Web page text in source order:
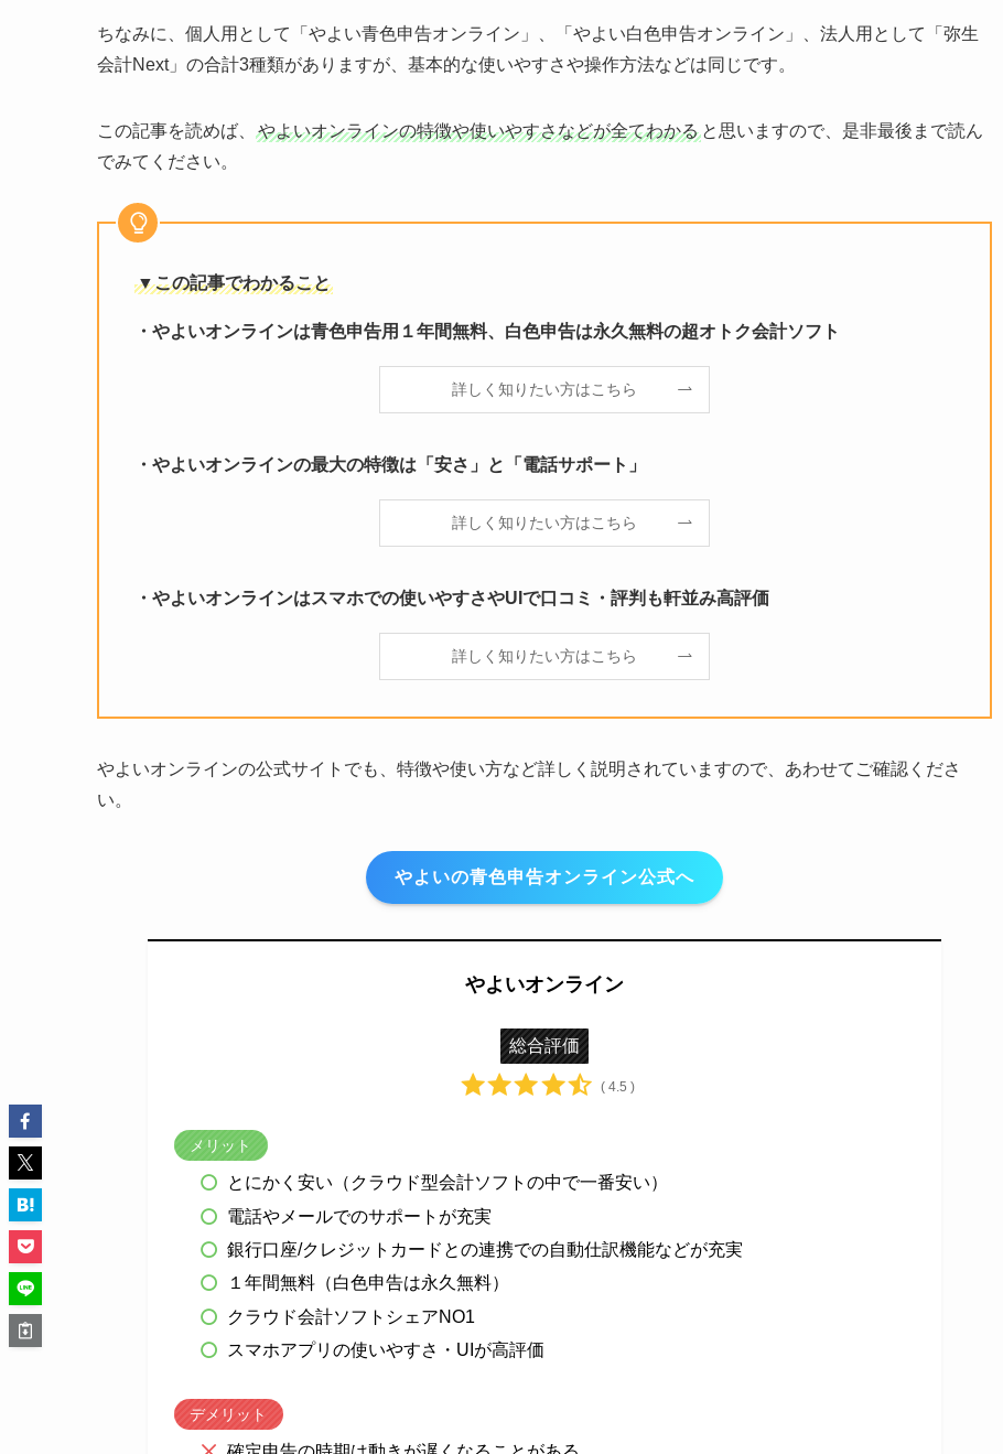
ちなみに、 個人用として「やよい青色申告オンライン」、「やよい白色申告オンライン」、法人用として「弥生
会計Next」の合計3種類がありますが、基本的な使いやすさや操作方法などは同じです。
この記事を読めば、 やよいオンラインの特徴や使いやすさなどが全てわかる と思いますので、是非最後まで読ん
でみてください。
▼この記事でわかること
・やよいオンラインは青色申告用１年間無料、白色申告は永久無料の超オトク会計ソフト
詳しく知りたい方はこちら
・やよいオンラインの最大の特徴は「安さ」と「電話サポート」
詳しく知りたい方はこちら
・やよいオンラインはスマホでの使いやすさやUIで口コミ・評判も軒並み高評価
詳しく知りたい方はこちら
やよいオンラインの公式サイトでも、特徴や使い方など詳しく説明されていますので、あわせてご確認くださ
い。
やよいの青色申告オンライン公式へ
やよいオンライン
総合評価
( 4.5 )
メリット
とにかく安い（クラウド型会計ソフトの中で一番安い）
電話やメールでのサポートが充実
銀行口座/クレジットカードとの連携での自動仕訳機能などが充実
１年間無料（白色申告は永久無料）
クラウド会計ソフトシェアNO1
スマホアプリの使いやすさ・UIが高評価
デメリット